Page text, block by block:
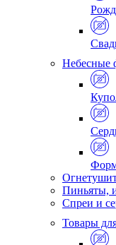
Небесные
Пиньяты,
Спреи и
Товары